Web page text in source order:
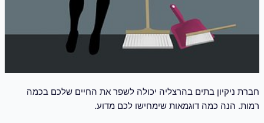
חברת ניקיון בתים בהרצליה יכולה לשפר את החיים שלכם בכמה
רמות. הנה כמה דוגמאות שימחישו לכם מדוע.